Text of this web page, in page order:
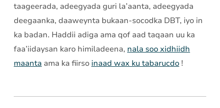
taageerada, adeegyada guri la’aanta, adeegyada
deegaanka, daaweynta bukaan-socodka DBT, iyo in
ka badan. Haddii adiga ama qof aad taqaan uu ka
faa’iidaysan karo himiladeena, nala soo xidhiidh
maanta ama ka fiirso inaad wax ku tabarucdo !